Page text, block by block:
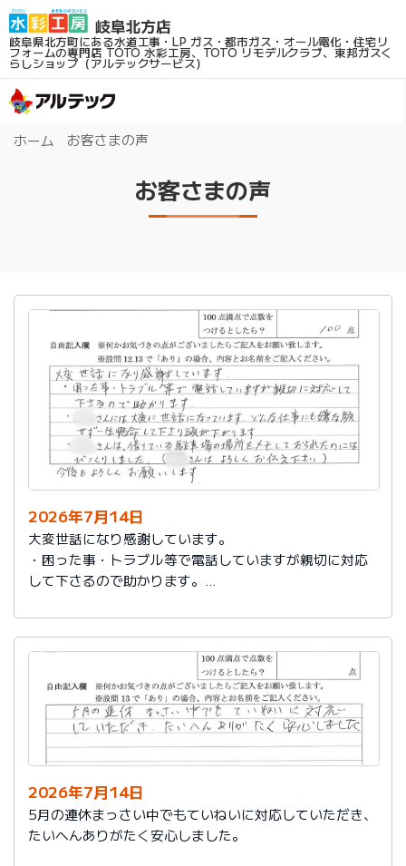
岐阜県北方町にある水道工事・LP ガス・都市ガス・オール電化・住宅リ
フォームの専門店TOTO 水彩工房、TOTO リモデルクラブ、東邦ガスく
らしショップ（アルテックサービス）
ホーム お客さまの声
お客さまの声
2026年7月14日
大変世話になり感謝しています。
・困った事・トラブル等で電話していますが親切に対応
して下さるので助かります。
にも嫌な顔せず一生懸命して下さり頭が下がります。
・社員さんは、借りている駐車場の場所をメモしておら
れたのにはびっくりしました。（社員さんはよろしくお
伝え下さい）
今後もよろしくお願いします。
2026年7月14日
5月の連休まっさい中でもていねいに対応していただき、
たいへんありがたく安心しました。